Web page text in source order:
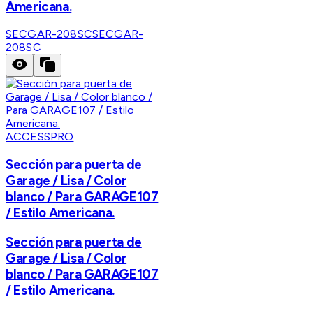
Americana.
SECGAR-208SCSECGAR-
208SC
ACCESSPRO
Sección para puerta de
Garage / Lisa / Color
blanco / Para GARAGE107
/ Estilo Americana.
Sección para puerta de
Garage / Lisa / Color
blanco / Para GARAGE107
/ Estilo Americana.